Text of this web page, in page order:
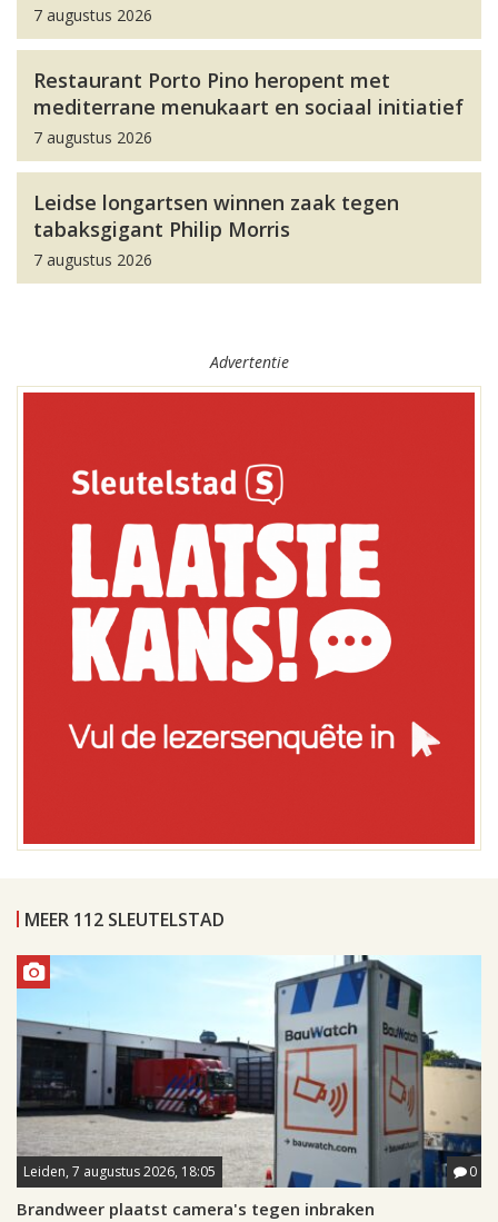
7 augustus 2026
Restaurant Porto Pino heropent met
mediterrane menukaart en sociaal initiatief
7 augustus 2026
Leidse longartsen winnen zaak tegen
tabaksgigant Philip Morris
7 augustus 2026
Advertentie
MEER 112 SLEUTELSTAD
Leiden, 7 augustus 2026, 18:05 0
Brandweer plaatst camera's tegen inbraken